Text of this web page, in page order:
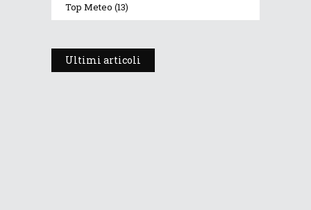
Top Meteo (13)
Ultimi articoli